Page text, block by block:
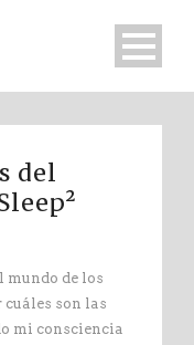
del
mundo de los
cuáles son las
mi consciencia